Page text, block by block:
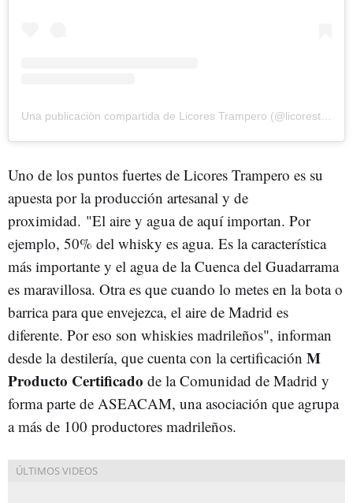
Uno de los puntos fuertes de Licores Trampero es su
apuesta por la producción artesanal y de
proximidad. "El aire y agua de aquí importan. Por
ejemplo, 50% del whisky es agua. Es la característica
más importante y el agua de la Cuenca del Guadarrama
es maravillosa. Otra es que cuando lo metes en la bota o
barrica para que envejezca, el aire de Madrid es
diferente. Por eso son whiskies madrileños", informan
desde la destilería, que cuenta con la certificación M
Producto Certificado de la Comunidad de Madrid y
forma parte de ASEACAM, una asociación que agrupa
a más de 100 productores madrileños.